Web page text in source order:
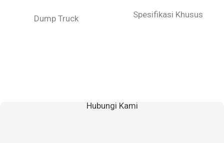
Dump Truck Spesifikasi Khusus
Hubungi Kami